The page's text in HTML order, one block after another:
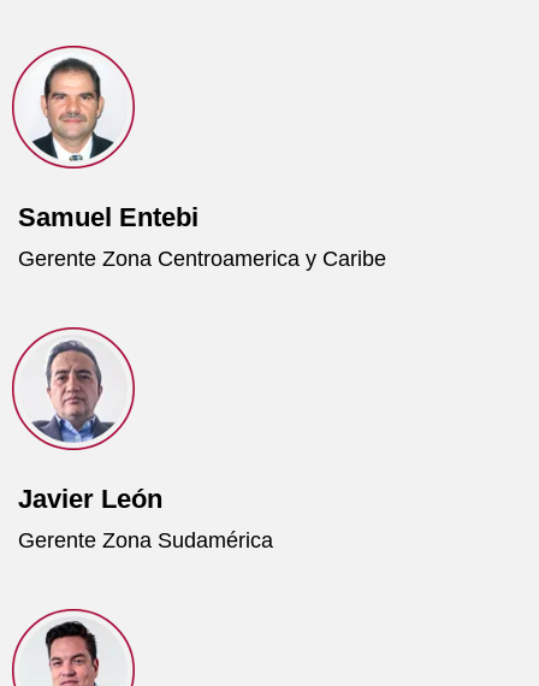
Samuel Entebi
Gerente Zona Centroamerica y Caribe
Javier León
Gerente Zona Sudamérica